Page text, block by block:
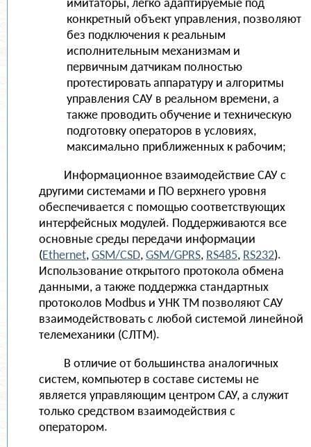
имитаторы, легко адаптируемые под
конкретный объект управления, позволяют
без подключения к реальным
исполнительным механизмам и
первичным датчикам полностью
протестировать аппаратуру и алгоритмы
управления САУ в реальном времени, а
также проводить обучение и техническую
подготовку операторов в условиях,
максимально приближенных к рабочим;
Информационное взаимодействие САУ с
другими системами и ПО верхнего уровня
обеспечивается с помощью соответствующих
интерфейсных модулей. Поддерживаются все
основные среды передачи информации
(Ethernet, GSM/CSD, GSM/GPRS, RS485, RS232).
Использование открытого протокола обмена
данными, а также поддержка стандартных
протоколов Modbus и УНК ТМ позволяют САУ
взаимодействовать с любой системой линейной
телемеханики (СЛТМ).
В отличие от большинства аналогичных
систем, компьютер в составе системы не
является управляющим центром САУ, а служит
только средством взаимодействия с
оператором.